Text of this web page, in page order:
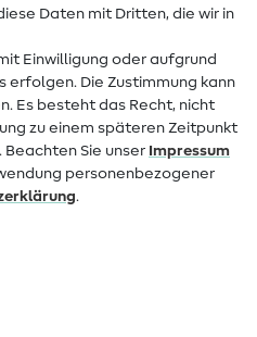
Daten mit Dritten, die wir in
Einwilligung oder aufgrund
Die Zustimmung kann
Es besteht das Recht, nicht
zu einem späteren Zeitpunkt
Sie unser Impressum
personenbezogener
.